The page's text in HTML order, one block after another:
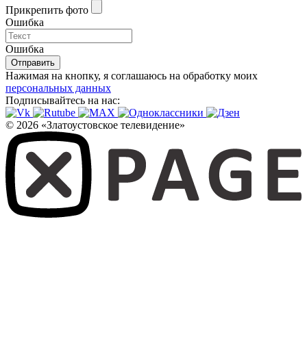
Прикрепить фото
Ошибка
Ошибка
Отправить
Нажимая на кнопку, я соглашаюсь на обработку моих
персональных данных
Подписывайтесь на нас:
© 2026 «Златоустовское телевидение»